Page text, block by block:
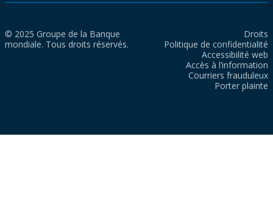
© 2025 Groupe de la Banque
mondiale. Tous droits réservés.
Droits
Politique de confidentialité
Accessibilité web
Accès à l’information
Courriers frauduleux
Porter plainte